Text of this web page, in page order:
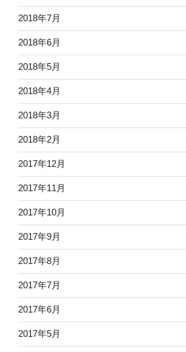
2018年7月
2018年6月
2018年5月
2018年4月
2018年3月
2018年2月
2017年12月
2017年11月
2017年10月
2017年9月
2017年8月
2017年7月
2017年6月
2017年5月